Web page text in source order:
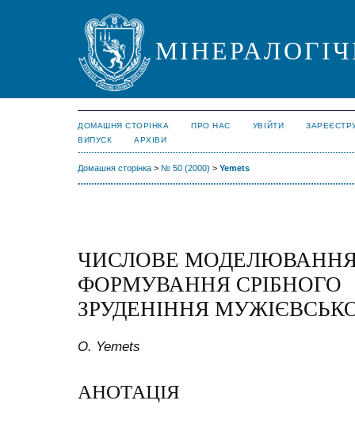
ДОМАШНЯ СТОРІНКА ПРО НАС УВІЙТИ
ВИПУСК
АРХІВИ
Домашня сторінка > № 50 (2000) > Yemets
ЧИСЛОВЕ
ФОРМУВАННЯ СРІБНОГО
ЗРУДЕНІННЯ
O. Yemets
АНОТАЦІЯ